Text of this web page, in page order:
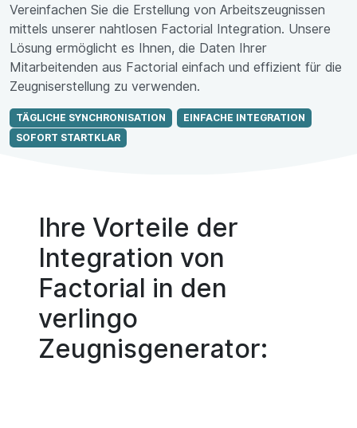
Vereinfachen Sie die Erstellung von Arbeitszeugnissen
mittels unserer nahtlosen Factorial Integration. Unsere
Lösung ermöglicht es Ihnen, die Daten Ihrer
Mitarbeitenden aus Factorial einfach und effizient für die
Zeugniserstellung zu verwenden.
TÄGLICHE SYNCHRONISATION
EINFACHE INTEGRATION
SOFORT STARTKLAR
Ihre Vorteile der
Integration von
Factorial in den
verlingo
Zeugnisgenerator: